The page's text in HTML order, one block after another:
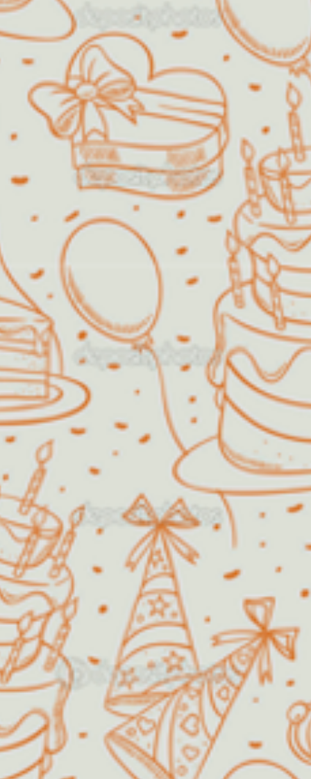
O Espaço
Algodão Doce
O Algodão Doce Buffet Infantil
foi fundado em 1999 com o
propósito de oferecer diversão e
satisfação, fazendo com que a festa
dos sonhos de pais e filhos pudesse
se tornar uma realidade.
Além de festas infantis, a nossa
estrutura permite também a
realização de festas de aniversário
de "crescidinhos", assim como
formaturas de escolas, chá de
bebê, batizados, dentre outros.